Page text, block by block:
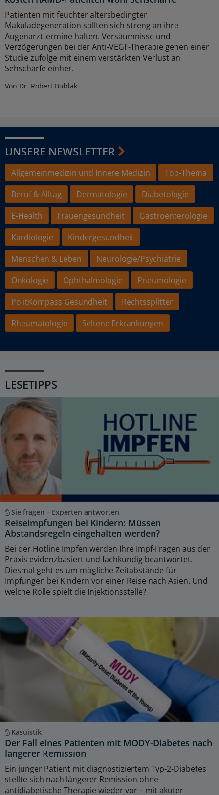
Patienten mit feuchter altersbedingter
Makuladegeneration sollten sich streng an ihre
Augenarzttermine halten. Versäumnisse und
Verzögerungen bei der Anti-VEGF-Therapie gehen einer
Studie zufolge mit einem verstärkten Verlust an
Sehschärfe einher.
Von Dr. Robert Bublak
UNSERE NEWSLETTER
Allgemeinmedizin und Innere Medizin
Top-Thema
Beruf & Alltag
Dermatologie
Diabetologie
E-Health
Frauengesundheit
Gastroenterologie
Kardiologie
Kindergesundheit
Menschen & Leben
Neurologie/Psychiatrie
Onkologie
Ophthalmologie
Pneumologie
PolitKompass Gesundheit
Rechtssplitter
Rheumatologie
Seltene Erkrankungen
LESETIPPS
Sie fragen – Experten antworten
Reiseimpfungen bei Kindern: Müssen
Abstandsregeln eingehalten werden?
Bei der Hotline Impfen werden Ihre Impf-Fragen aus der
Praxis evidenzbasiert und fachkundig beantwortet.
Diesmal geht es um mögliche Zeitabstände für
Impfungen bei Kindern vor einer Reise nach Asien. Und
welche Rolle spielt die Injektionsstelle?
Kasuistik
Der Fall eines Patienten mit MODY-Diabetes nach
längerer Remission
Ein junger Patient mit diagnostiziertem Typ-2-Diabetes
stellte sich nach längerer Remission ohne
antidiabetische Therapie wieder vor – mit akuter